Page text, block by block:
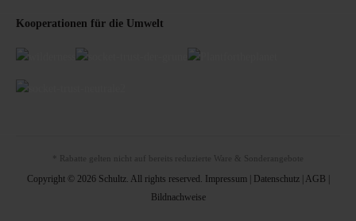
Kooperationen für die Umwelt
* Rabatte gelten nicht auf bereits reduzierte Ware & Sonderangebote
Copyright © 2026 Schultz. All rights reserved. Impressum| Datenschutz| AGB
Bildnachweise